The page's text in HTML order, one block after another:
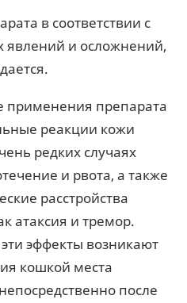
в соответствии с
явлений и осложнений,
применения препарата
реакции кожи
редких случаях
и рвота, а также
расстройства
атаксия и тремор.
эффекты возникают
кошкой места
после